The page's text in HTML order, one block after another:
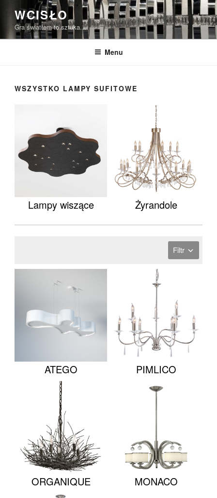
treści
WCISŁO
Gra światłem to sztuka…
Menu
WSZYSTKO LAMPY SUFITOWE
Lampy wiszące Żyrandole
Filtr
ATEGO PIMLICO
ORGANIQUE MONACO